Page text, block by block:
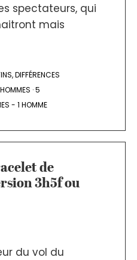
spectateurs, qui
mais
,DIFFÉRENCES
·5
- 1 HOMME
de
3h5f ou
du vol du